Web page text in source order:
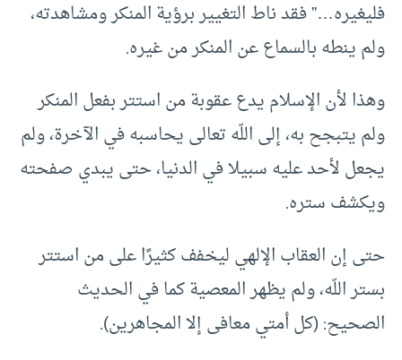
فليغيره…” فقد ناط التغيير برؤية المنكر ومشاهدته،
ولم ينطه بالسماع عن المنكر من غيره.
وهذا لأن الإسلام يدع عقوبة من استتر بفعل المنكر
ولم يتبجح به، إلى اللّه تعالى يحاسبه في الآخرة، ولم
يجعل لأحد عليه سبيلا في الدنيا، حتى يبدي صفحته
ويكشف ستره.
حتى إن العقاب الإلهي ليخفف كثيرًا على من استتر
بستر اللّه، ولم يظهر المعصية كما في الحديث
الصحيح: (كل أمتي معافى إلا المجاهرين).